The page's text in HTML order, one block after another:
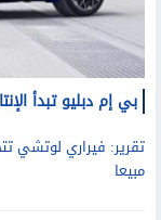
بي إم دبليو تبدأ الإنتاج
تقرير: فيراري لوتشي
مبيعا